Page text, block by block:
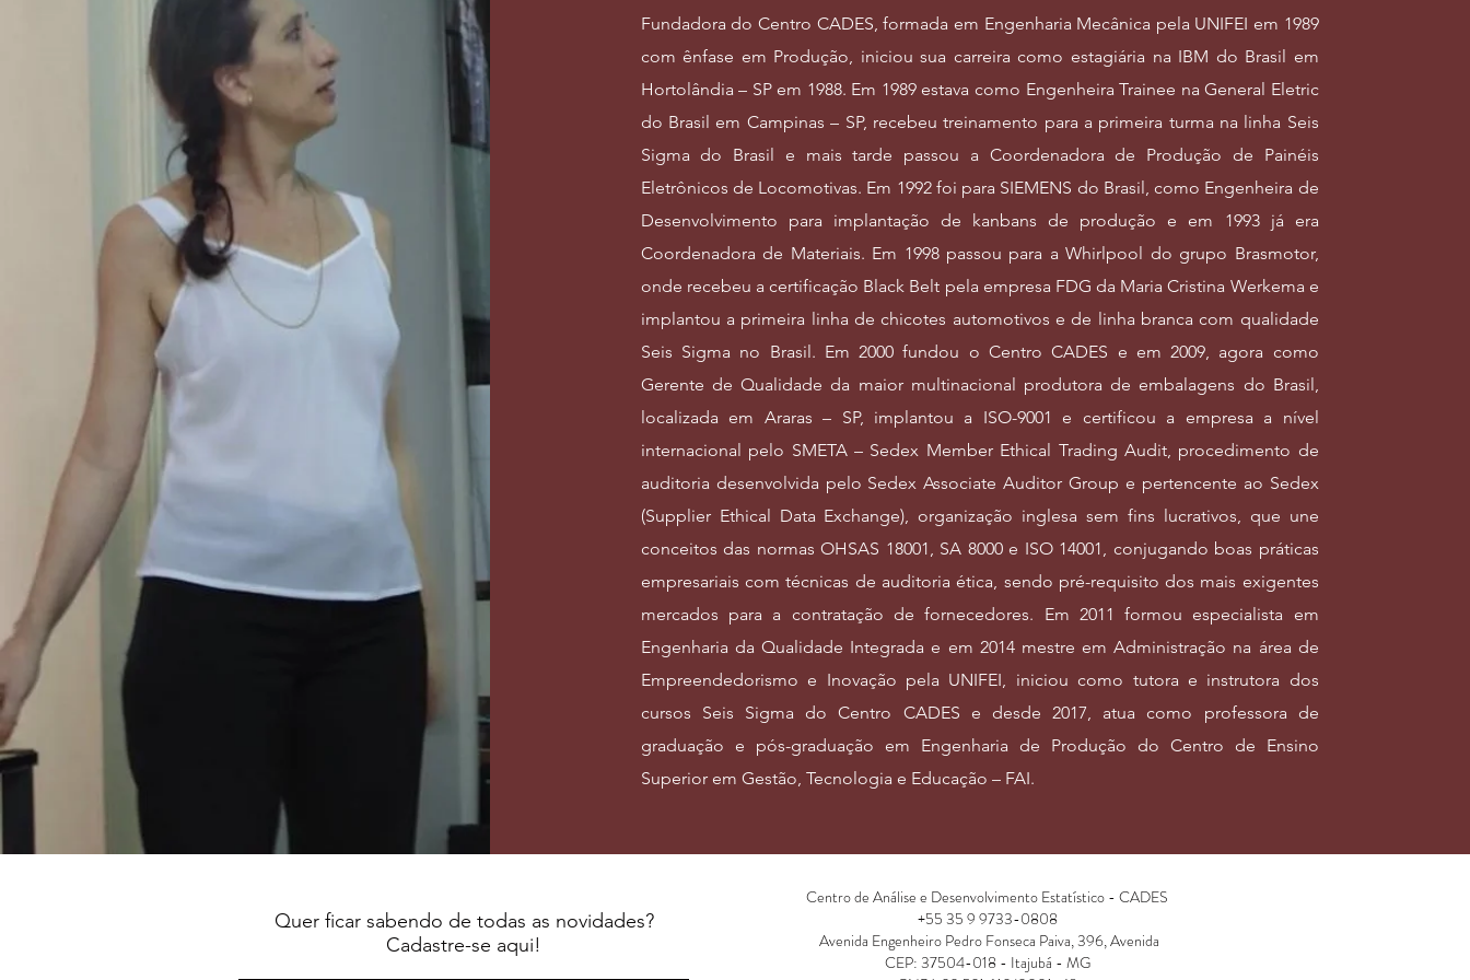
Fundadora do Centro CADES, formada em Engenharia Mecânica pela UNIFEI em 1989
com ênfase em Produção, iniciou sua carreira como estagiária na IBM do Brasil em
Hortolândia – SP em 1988. Em 1989 estava como Engenheira Trainee na General Eletric
do Brasil em Campinas – SP, recebeu treinamento para a primeira turma na linha Seis
Sigma do Brasil e mais tarde passou a Coordenadora de Produção de Painéis
Eletrônicos de Locomotivas. Em 1992 foi para SIEMENS do Brasil, como Engenheira de
Desenvolvimento para implantação de kanbans de produção e em 1993 já era
Coordenadora de Materiais. Em 1998 passou para a Whirlpool do grupo Brasmotor,
onde recebeu a certificação Black Belt pela empresa FDG da Maria Cristina Werkema e
implantou a primeira linha de chicotes automotivos e de linha branca com qualidade
Seis Sigma no Brasil. Em 2000 fundou o Centro CADES e em 2009, agora como
Gerente de Qualidade da maior multinacional produtora de embalagens do Brasil,
localizada em Araras – SP, implantou a ISO-9001 e certificou a empresa a nível
internacional pelo SMETA – Sedex Member Ethical Trading Audit, procedimento de
auditoria desenvolvida pelo Sedex Associate Auditor Group e pertencente ao Sedex
(Supplier Ethical Data Exchange), organização inglesa sem fins lucrativos, que une
conceitos das normas OHSAS 18001, SA 8000 e ISO 14001, conjugando boas práticas
empresariais com técnicas de auditoria ética, sendo pré-requisito dos mais exigentes
mercados para a contratação de fornecedores. Em 2011 formou especialista em
Engenharia da Qualidade Integrada e em 2014 mestre em Administração na área de
Empreendedorismo e Inovação pela UNIFEI, iniciou como tutora e instrutora dos
cursos Seis Sigma do Centro CADES e desde 2017, atua como professora de
graduação e pós-graduação em Engenharia de Produção do Centro de Ensino
Superior em Gestão, Tecnologia e Educação – FAI.
Quer ficar sabendo de todas as novidades?
Cadastre-se aqui!
Centro de Análise e Desenvolvimento Estatístico - CADES
+55 35 9 9733-0808
Avenida Engenheiro Pedro Fonseca Paiva, 396,Avenida
CEP: 37504-018 - Itajubá - MG